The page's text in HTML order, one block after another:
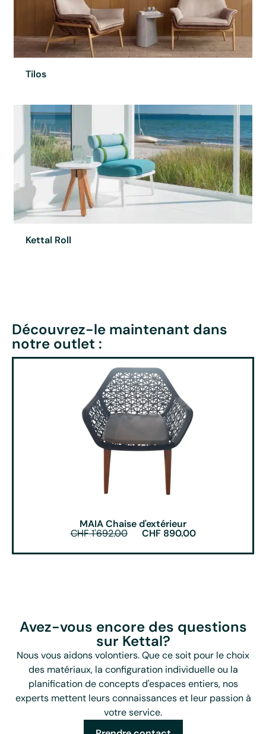
Tilos
Kettal Roll
Découvrez-le maintenant dans
notre outlet :
MAIA Chaise d'extérieur
CHF1'692.00 CHF890.00
Avez-vous encore des questions
sur Kettal?
Nous vous aidons volontiers. Que ce soit pour le choix
des matériaux, la configuration individuelle ou la
planification de concepts d'espaces entiers, nos
experts mettent leurs connaissances et leur passion à
votre service.